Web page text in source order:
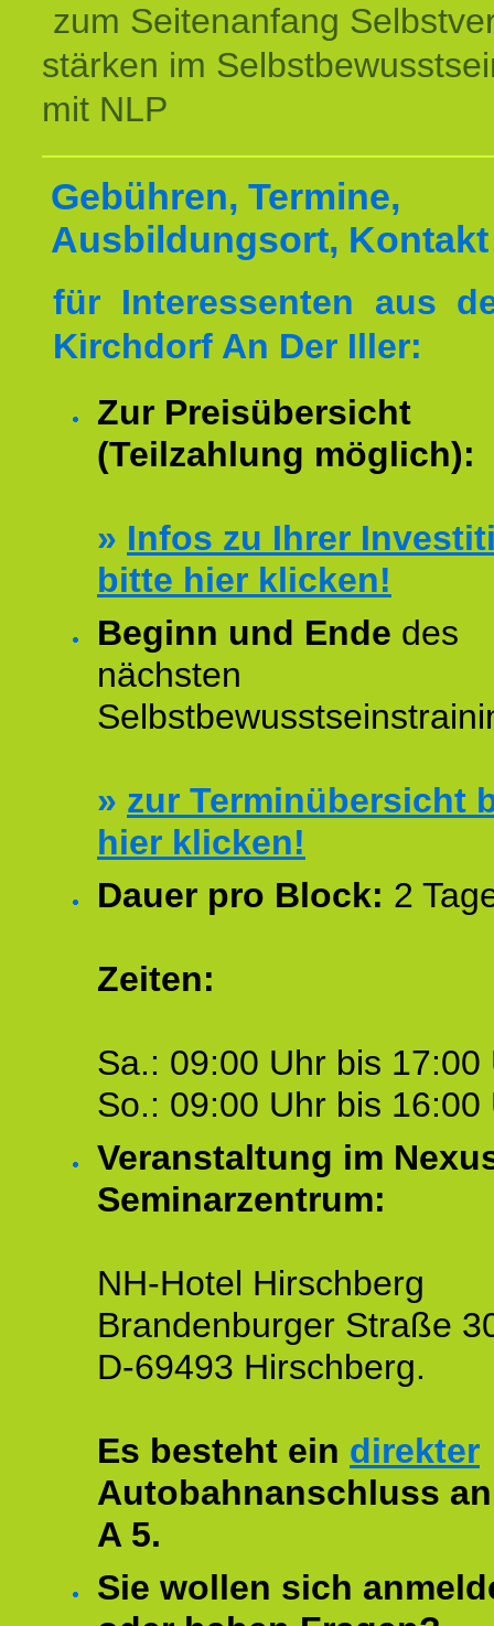
zum Seitenanfang
stärken im
mit NLP
Gebühren, Termine,
Ausbildungsort, Kontakt
für Interessenten aus
Kirchdorf An Der Iller:
Zur Preisübersicht
(Teilzahlung möglich):
» Infos zu Ihrer
bitte hier klicken!
Beginn und Ende des
nächsten
» zur Terminübersicht
hier klicken!
Dauer pro Block: 2
Zeiten:
Sa.: 09:00 Uhr bis 17:00
So.: 09:00 Uhr bis 16:00
Veranstaltung im
Seminarzentrum:
NH-Hotel Hirschberg
Brandenburger Straße
D-69493 Hirschberg.
Es besteht ein direkter
Autobahnanschluss
A 5.
Sie wollen sich